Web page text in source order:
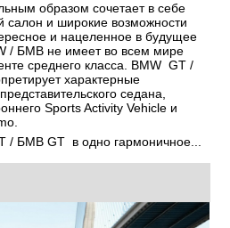
образом сочетает в себе
салон и широкие возможности
и нацеленное в будущее
/ БМВ не имеет во всем мире
среднего класса. BMW GT /
характерные
седана,
Sports Activity Vehicle и
/ БМВ GT в одно гармоничное...